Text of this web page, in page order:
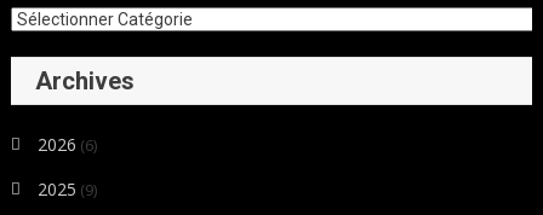
Archives
2026 (6)
2025 (9)